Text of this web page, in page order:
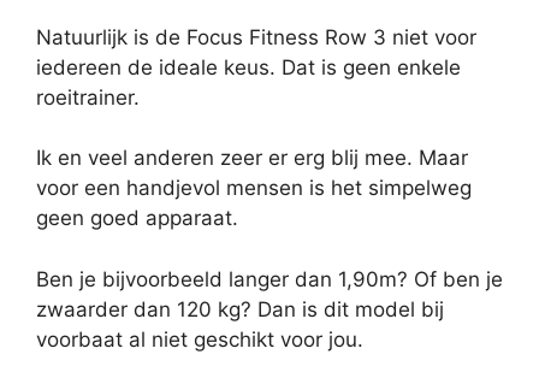
Natuurlijk is de Focus Fitness Row 3 niet voor
iedereen de ideale keus. Dat is geen enkele
roeitrainer.
Ik en veel anderen zeer er erg blij mee. Maar
voor een handjevol mensen is het simpelweg
geen goed apparaat.
Ben je bijvoorbeeld langer dan 1,90m? Of ben je
zwaarder dan 120 kg? Dan is dit model bij
voorbaat al niet geschikt voor jou.